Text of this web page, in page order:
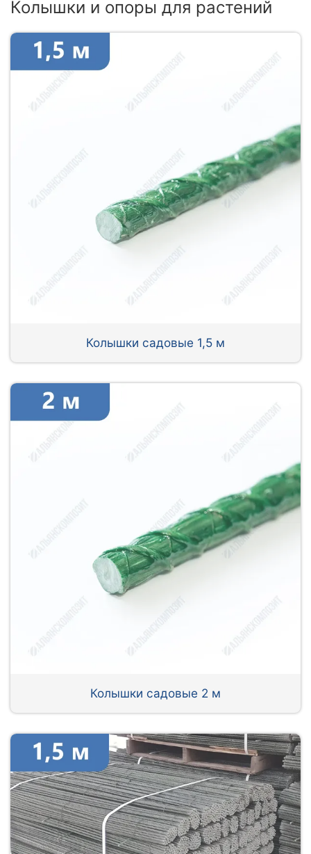
Колышки и опоры для растений
Колышки садовые 1,5 м
Колышки садовые 2 м